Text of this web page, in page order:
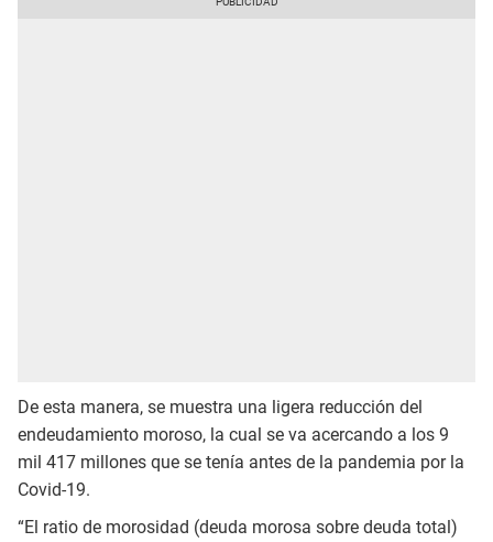
De esta manera, se muestra una ligera reducción del
endeudamiento moroso, la cual se va acercando a los 9
mil 417 millones que se tenía antes de la pandemia por la
Covid-19.
“El ratio de morosidad (deuda morosa sobre deuda total)